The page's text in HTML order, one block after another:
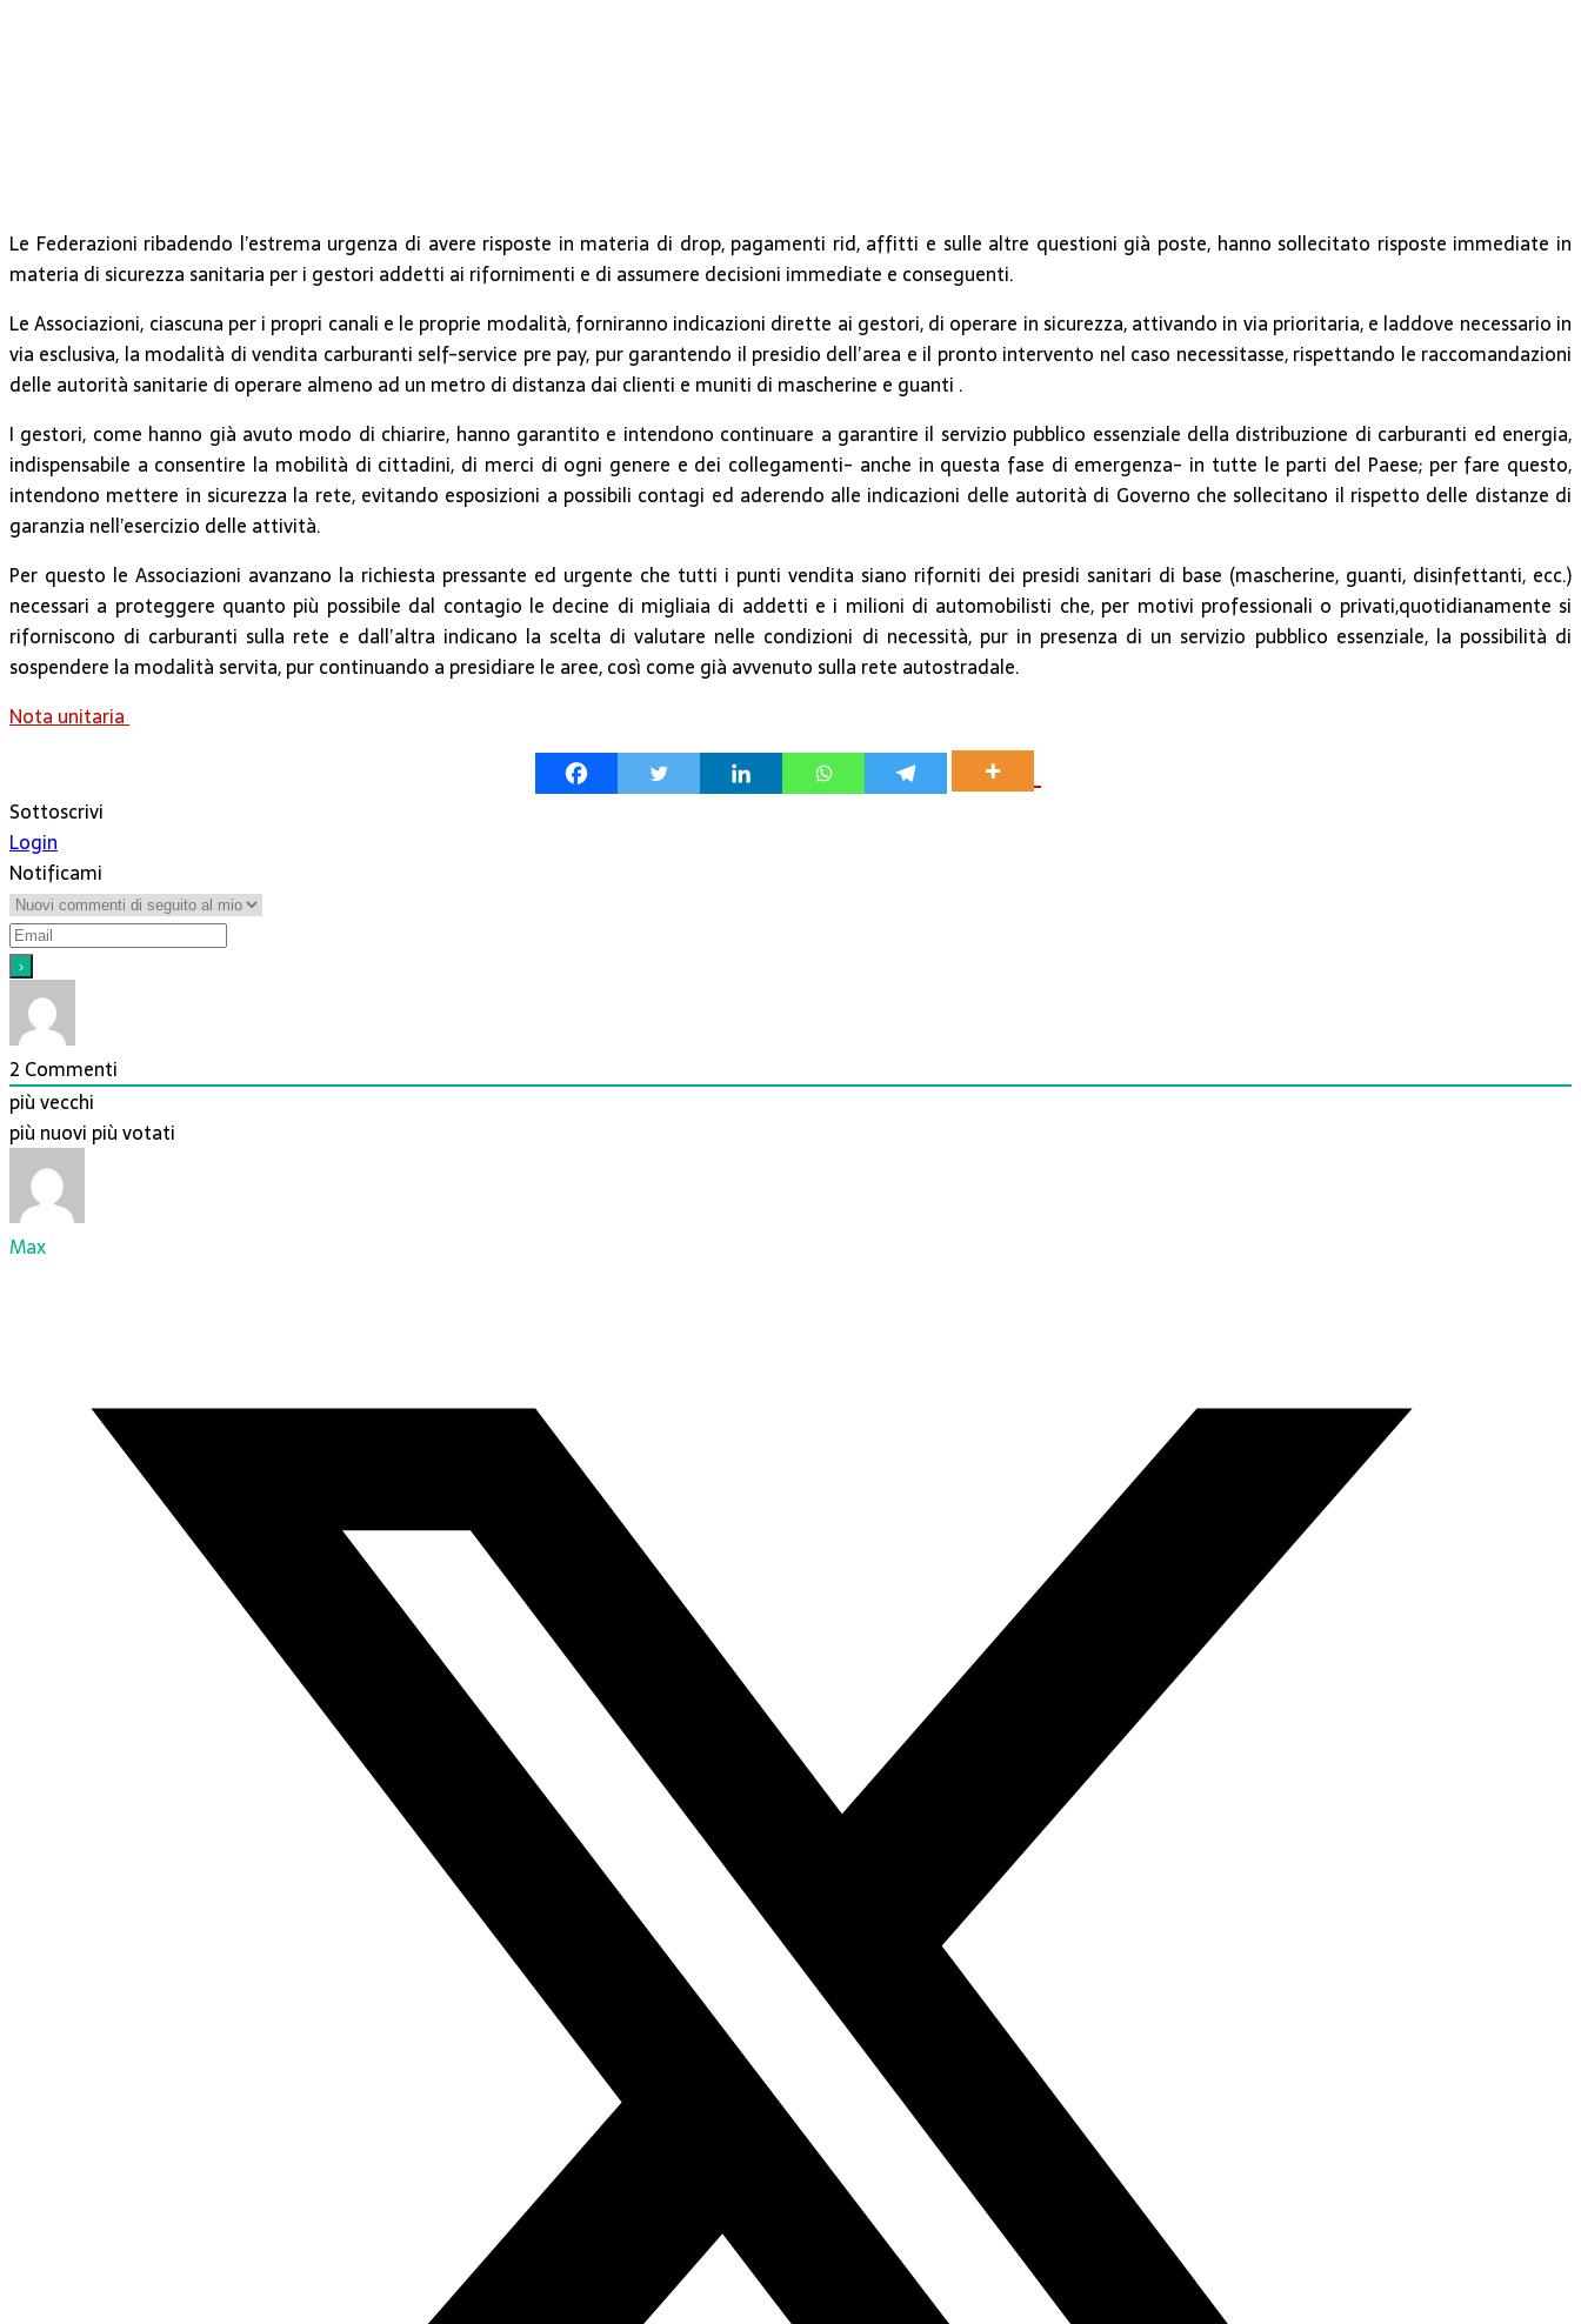
Le Federazioni ribadendo l’estrema urgenza di avere risposte in materia di drop, pagamenti rid, affitti e sulle altre questioni già poste, hanno sollecitato risposte immediate in
materia di sicurezza sanitaria per i gestori addetti ai rifornimenti e di assumere decisioni immediate e conseguenti.
Le Associazioni, ciascuna per i propri canali e le proprie modalità, forniranno indicazioni dirette ai gestori, di operare in sicurezza, attivando in via prioritaria, e laddove necessario in
via esclusiva, la modalità di vendita carburanti self-service pre pay, pur garantendo il presidio dell’area e il pronto intervento nel caso necessitasse, rispettando le raccomandazioni
delle autorità sanitarie di operare almeno ad un metro di distanza dai clienti e muniti di mascherine e guanti .
I gestori, come hanno già avuto modo di chiarire, hanno garantito e intendono continuare a garantire il servizio pubblico essenziale della distribuzione di carburanti ed energia,
indispensabile a consentire la mobilità di cittadini, di merci di ogni genere e dei collegamenti- anche in questa fase di emergenza- in tutte le parti del Paese; per fare questo,
intendono mettere in sicurezza la rete, evitando esposizioni a possibili contagi ed aderendo alle indicazioni delle autorità di Governo che sollecitano il rispetto delle distanze di
garanzia nell’esercizio delle attività.
Per questo le Associazioni avanzano la richiesta pressante ed urgente che tutti i punti vendita siano riforniti dei presidi sanitari di base (mascherine, guanti, disinfettanti, ecc.)
necessari a proteggere quanto più possibile dal contagio le decine di migliaia di addetti e i milioni di automobilisti che, per motivi professionali o privati,quotidianamente si
riforniscono di carburanti sulla rete e dall’altra indicano la scelta di valutare nelle condizioni di necessità, pur in presenza di un servizio pubblico essenziale, la possibilità di
sospendere la modalità servita, pur continuando a presidiare le aree, così come già avvenuto sulla rete autostradale.
Nota unitaria
Sottoscrivi
Login
Notificami
2 Commenti
più vecchi
più nuovi più votati
Max